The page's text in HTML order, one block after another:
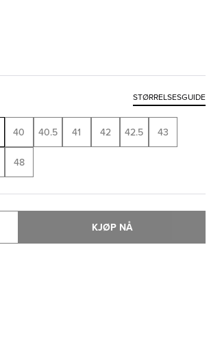
STØRRELSESGUIDE
40 40.5 41 42 42.5 43
48
KJØP NÅ